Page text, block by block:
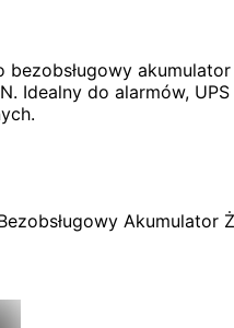
bezobsługowy akumulator
Idealny do alarmów,
Akumulator